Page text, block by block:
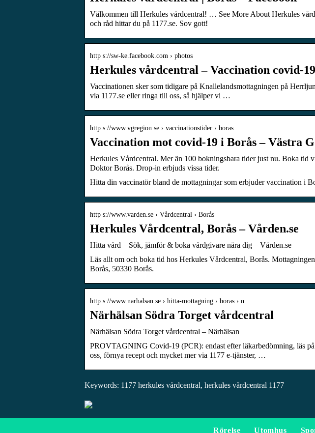
Välkommen till Herkules vårdcentral! … See More About Herkules
och råd hittar du på 1177.se. Sov gott!
http s://sw-ke.facebook.com › photos
Herkules vårdcentral – Vaccination covid-
Vaccinationen sker som tidigare på Knallelandsmottagningen på
via 1177.se eller ringa till oss, så hjälper vi …
http s://www.vgregion.se › vaccinationstider › boras
Vaccination mot covid-19 i Borås – Västra
Herkules Vårdcentral. Mer än 100 bokningsbara tider just nu. Boka tid
Doktor Borås. Drop-in erbjuds vissa tider.
Hitta din vaccinatör bland de mottagningar som erbjuder vaccination i
http s://www.varden.se › Vårdcentral › Borås
Herkules Vårdcentral, Borås – Vården.se
Hitta vård – Sök, jämför & boka vårdgivare nära dig – Vården.se
Läs allt om och boka tid hos Herkules Vårdcentral, Borås.
Borås, 50330 Borås.
http s://www.narhalsan.se › hitta-mottagning › boras › n…
Närhälsan Södra Torget vårdcentral
Närhälsan Södra Torget vårdcentral – Närhälsan
PROVTAGNING Covid-19 (PCR): endast efter läkarbedömning, läs
oss, förnya recept och mycket mer via 1177 e-tjänster, …
Keywords: 1177 herkules vårdcentral, herkules vårdcentral 1177
Rörelse Utomhus